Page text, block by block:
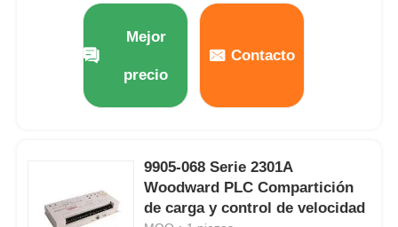
Mejor
precio
Contacto
9905-068 Serie 2301A
Woodward PLC Compartición
de carga y control de velocidad